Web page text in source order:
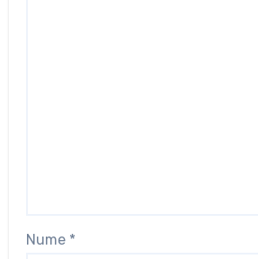
Nume *